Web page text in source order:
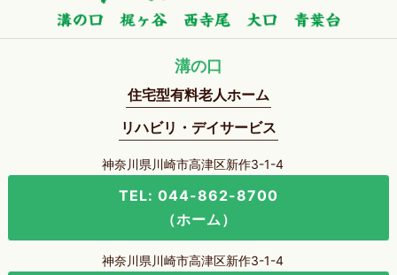
溝の口
住宅型有料老人ホーム
リハビリ・デイサービス
神奈川県川崎市高津区新作3-1-4
TEL: 044-862-8700
（ホーム）
神奈川県川崎市高津区新作3-1-4